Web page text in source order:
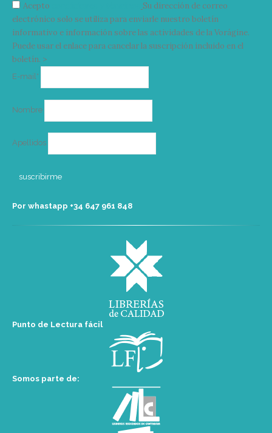
Acepto
Su dirección de correo
electrónico solo se utiliza para enviarle nuestro boletín
informativo e información sobre las actividades de la Vorágine.
Puede usar el enlace para cancelar la suscripción incluido en el
boletín. >
E-mail*
Nombre
Apellidos
Por whastapp +34 ‭647 961 848‬
Punto de Lectura fácil
Somos parte de: